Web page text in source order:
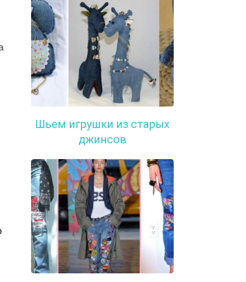
Шьем игрушки из старых
джинсов